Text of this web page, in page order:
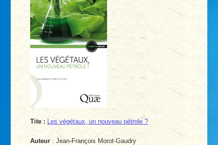
Tite : Les végétaux, un nouveau pétrole ?
Auteur : Jean-François Morot-Gaudry